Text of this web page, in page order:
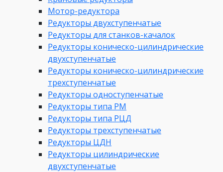
Мотор-редуктора
Редукторы двухступенчатые
Редукторы для станков-качалок
Редукторы коническо-цилиндрические
двухступенчатые
Редукторы коническо-цилиндрические
трехступенчатые
Редукторы одноступенчатые
Редукторы типа РМ
Редукторы типа РЦД
Редукторы трехступенчатые
Редукторы ЦДН
Редукторы цилиндрические
двухступенчатые